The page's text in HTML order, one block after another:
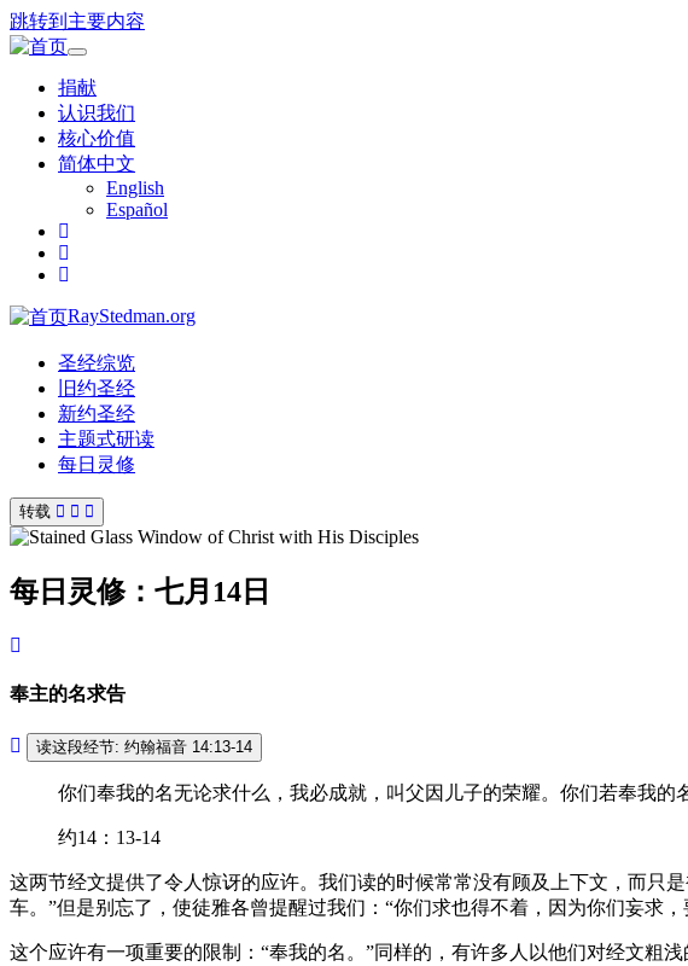
跳转到主要内容
Toggle
navigation
捐献
认识我们
核心价值
简体中文
English
Español
RayStedman.org
圣经综览
旧约圣经
新约圣经
主题式研读
每日灵修
转载
每日灵修：七月14日
奉主的名求告
读这段经节: 约翰福音 14:13-14
你们奉我的名无论求什么，我必成就，叫父因儿子的荣耀。你们若奉我的
约14：13-14
这两节经文提供了令人惊讶的应许。我们读的时候常常没有顾及上下文，而只
车。”但是别忘了，使徒雅各曾提醒过我们：“你们求也得不着，因为你们妄求，
这个应许有一项重要的限制：“奉我的名。”同样的，有许多人以他们对经文粗